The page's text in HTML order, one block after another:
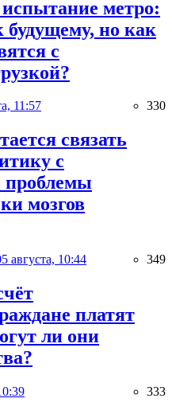
метро:
будущему, но как
с
11:57 330
связать
с
проблемы
мозгов
августа, 10:44 349
платят
ли они
333